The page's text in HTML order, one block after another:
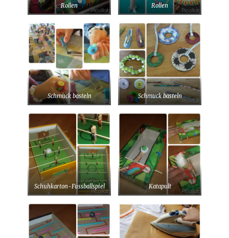
Rollen
Rollen
Schmuck basteln Schmuck basteln
Schuhkarton-Fussballspiel Katapult